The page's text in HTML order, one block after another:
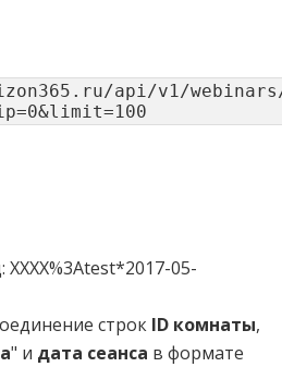
api/v1/
05-
строк ID комнаты,
" и дата сеанса в формате